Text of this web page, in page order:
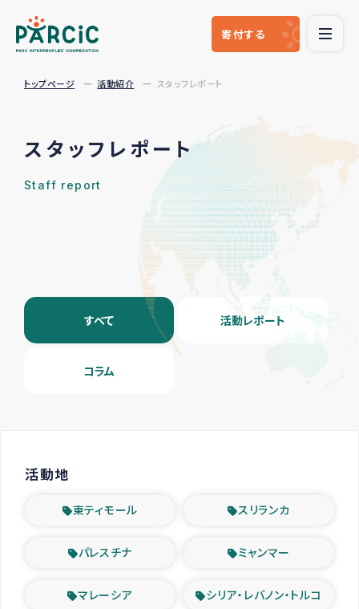
寄付する
トップページ 活動紹介 スタッフレポート
スタッフレポート
Staff report
すべて 活動レポート
コラム
活動地
東ティモール スリランカ
パレスチナ ミャンマー
マレーシア シリア・レバノン・トルコ